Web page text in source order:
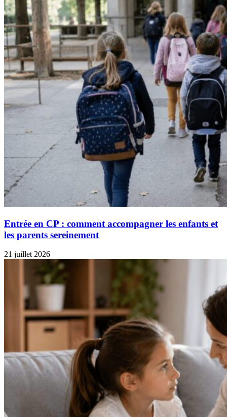
Entrée en CP : comment accompagner les enfants et
les parents sereinement
21 juillet 2026